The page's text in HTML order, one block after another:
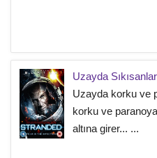
Uzayda
Uzayda korku ve
korku ve
altına girer... ...